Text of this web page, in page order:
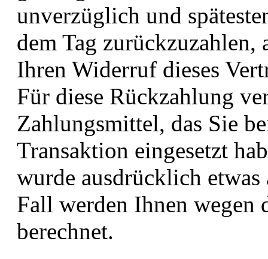
unverzüglich und
dem Tag
Ihren Widerruf dieses
Für diese Rückzahlung
Zahlungsmittel, das Sie
Transaktion eingesetzt
wurde ausdrücklich
Fall werden Ihnen wegen
berechnet.